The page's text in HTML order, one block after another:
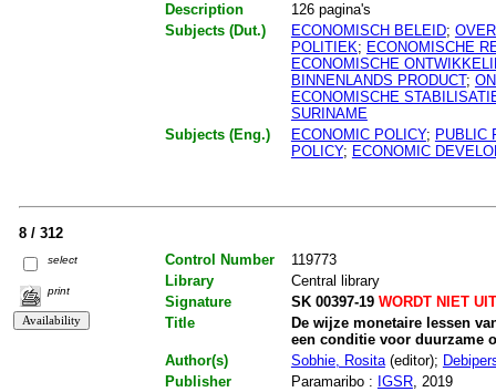
Description
126 pagina's
Subjects (Dut.)
ECONOMISCH BELEID;
POLITIEK; ECONOMISCHE
ECONOMISCHE
BINNENLANDS PRODUCT;
ECONOMISCHE
SURINAME
Subjects (Eng.)
ECONOMIC POLICY; PUBLIC
POLICY; ECONOMIC
8 / 312
select
print
Control Number
119773
Library
Central library
Signature
SK 00397-19WORDT NIET
Title
De wijze monetaire lessen
een conditie voor duurzame
Author(s)
Sobhie, Rosita(editor);
Publisher
Paramaribo : IGSR, 2019